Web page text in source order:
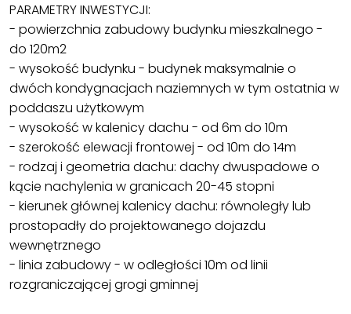
PARAMETRY INWESTYCJI:
- powierzchnia zabudowy budynku mieszkalnego -
do 120m2
- wysokość budynku - budynek maksymalnie o
dwóch kondygnacjach naziemnych w tym ostatnia w
poddaszu użytkowym
- wysokość w kalenicy dachu - od 6m do 10m
- szerokość elewacji frontowej - od 10m do 14m
- rodzaj i geometria dachu: dachy dwuspadowe o
kącie nachylenia w granicach 20-45 stopni
- kierunek głównej kalenicy dachu: równoległy lub
prostopadły do projektowanego dojazdu
wewnętrznego
- linia zabudowy - w odległości 10m od linii
rozgraniczającej grogi gminnej